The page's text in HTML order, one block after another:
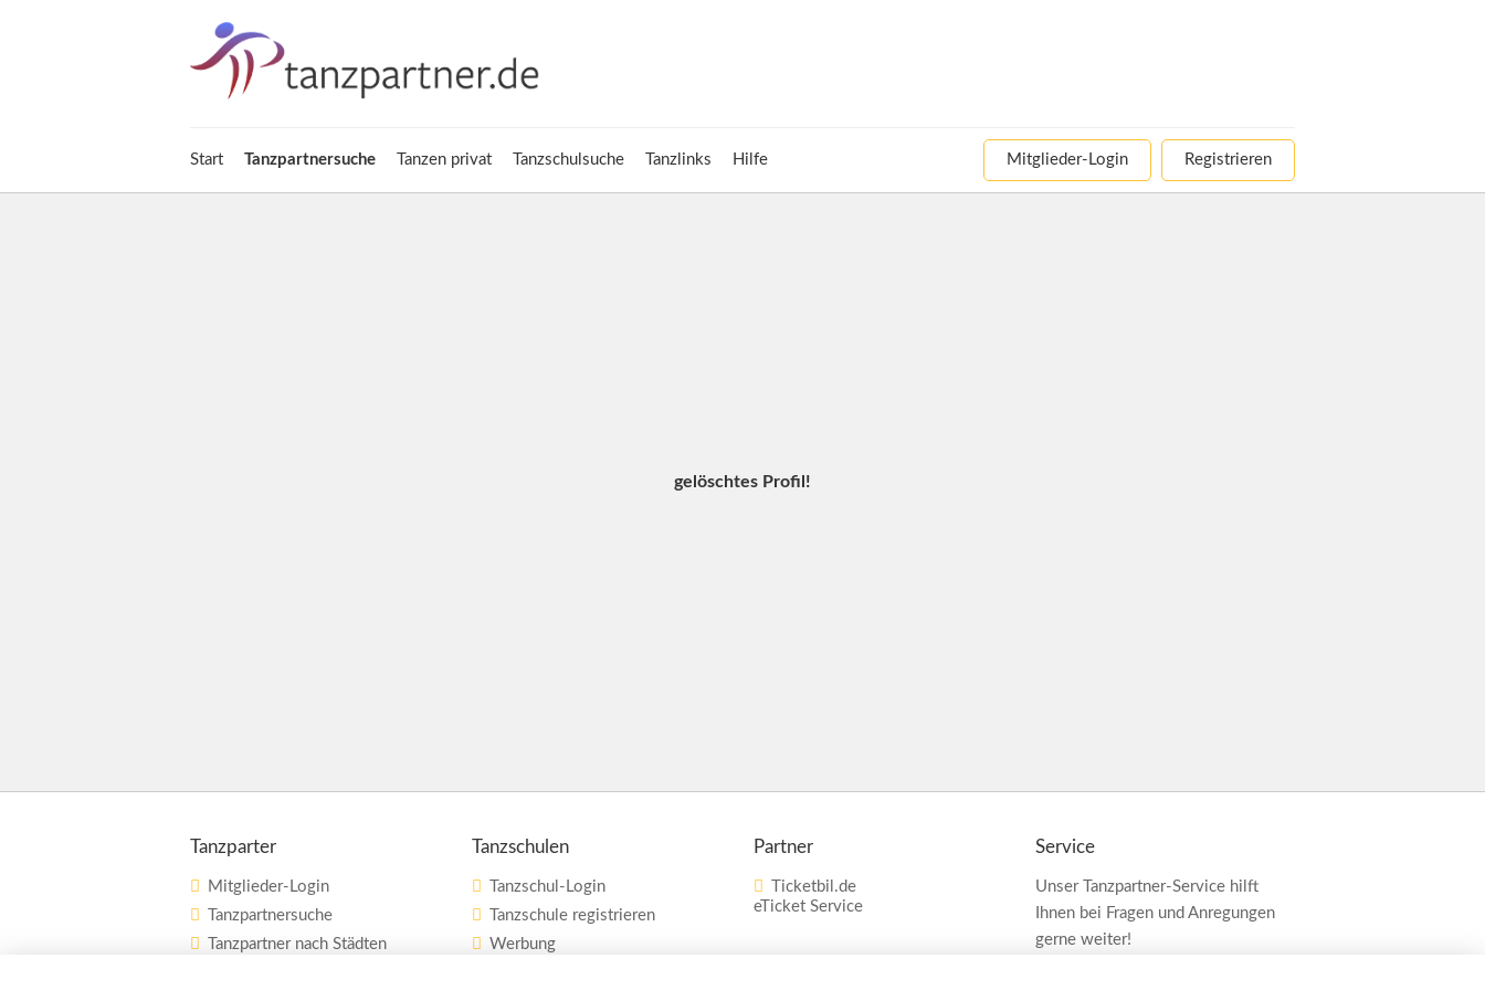
Start Tanzpartnersuche Tanzen privat Tanzschulsuche Tanzlinks Hilfe Mitglieder-Login Registrieren
gelöschtes Profil!
Tanzparter
Mitglieder-Login
Tanzpartnersuche
Tanzpartner nach Städten
Tanzschulen
Tanzschul-Login
Tanzschule registrieren
Werbung
Partner
Ticketbil.de
eTicket Service
Service
Unser Tanzpartner-Service hilft
Ihnen bei Fragen und Anregungen
gerne weiter!